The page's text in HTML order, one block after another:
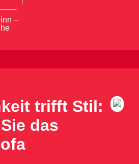
–
trifft Stil:
das